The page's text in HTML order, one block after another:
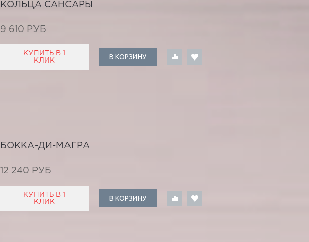
КОЛЬЦА САНСАРЫ
9 610 РУБ
КУПИТЬ В 1
КЛИК
В КОРЗИНУ
БОККА-ДИ-МАГРА
12 240 РУБ
КУПИТЬ В 1
КЛИК
В КОРЗИНУ